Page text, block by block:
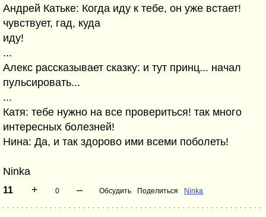
Андрей Катьке: Когда иду к тебе, он уже встает!
чувствует, гад, куда
иду!
...
Алекс рассказывает сказку: и тут принц... начал
пульсировать...
...
Катя: тебе нужно на все провериться! так много
интересных болезней!
Нина: Да, и так здорово ими всеми поболеть!
Ninka
11 + 0 – Обсудить Поделиться Ninka